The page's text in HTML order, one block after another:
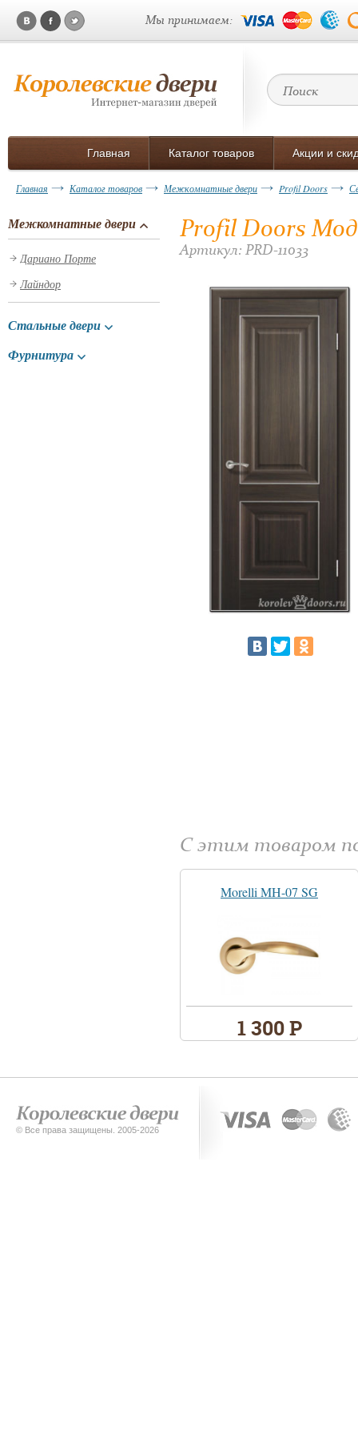
Мы принимаем:
Главная Каталог товаров Акции и
Главная Каталог товаров Межкомнатные двери Profil Doors
Межкомнатные двери
Дариано Порте
Лайндор
Стальные двери
Фурнитура
Profil Doors
Артикул: PRD-11033
С этим товаром
Morelli MH-07 SG
1 300 Р
© Все права защищены. 2005-2026